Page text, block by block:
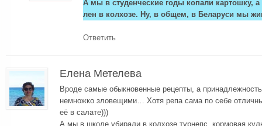
А мы в студенческие годы копали картошку,
лен в колхозе. Ну, в общем, в Беларуси мы
Ответить
Елена Метелева
Вроде самые обыкновенные рецепты, а
немножко зловещими… Хотя репа сама по себе
её в салате)))
А мы в школе убирали в колхозе турнепс, кормовая